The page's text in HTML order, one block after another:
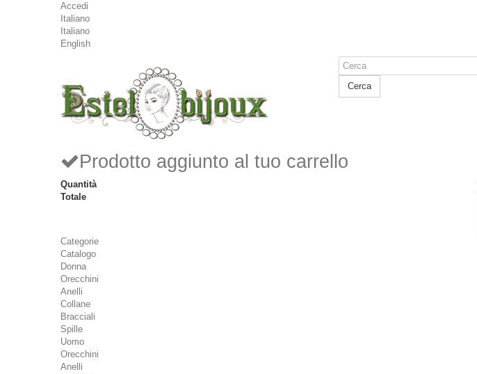
Accedi
Italiano
Italiano
English
Cerca
Prodotto aggiunto al tuo carrello
Quantità
Totale
Categorie
Catalogo
Donna
Orecchini
Anelli
Collane
Bracciali
Spille
Uomo
Orecchini
Anelli